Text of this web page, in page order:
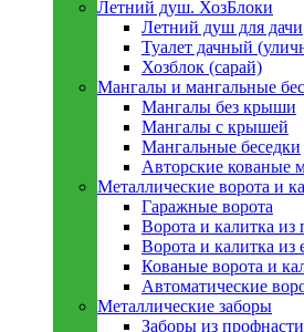
Летний душ. ХозБлоки
Летний душ для дачи
Туалет дачный
Хозблок (сарай)
Мангалы и мангальные
Мангалы без крыши
Мангалы с крышей
Мангальные беседки
Авторские кованые
Металлическиe ворота и
Гаражные ворота
Ворота и калитка из
Ворота и калитка из
Кованые ворота и
Автоматические
Металлическиe заборы
Заборы из